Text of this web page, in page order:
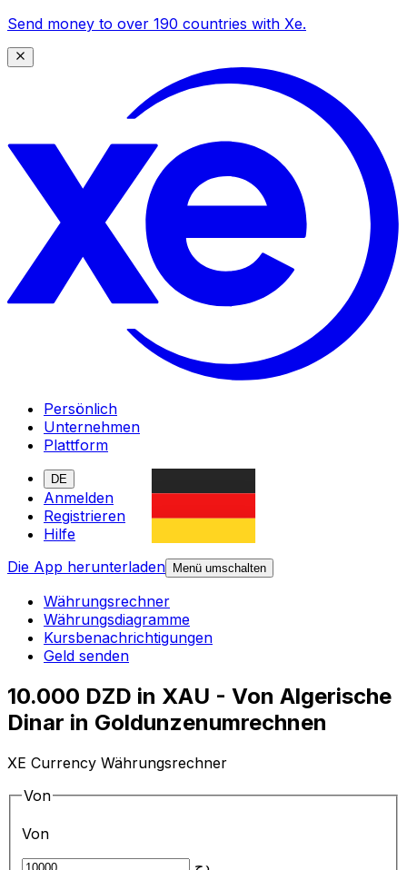
Send money to over 190 countries with Xe.
Persönlich
Unternehmen
Plattform
DE
Anmelden
Registrieren
Hilfe
Die App herunterladen
Menü umschalten
Währungsrechner
Währungsdiagramme
Kursbenachrichtigungen
Geld senden
10.000 DZD in XAU - Von Algerische
Dinar in Goldunzenumrechnen
XE Currency Währungsrechner
Von
Von
دج